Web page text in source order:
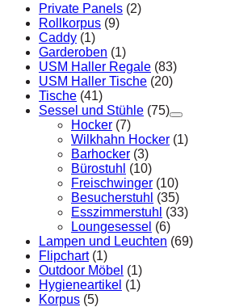
Private Panels (2)
Rollkorpus (9)
Caddy (1)
Garderoben (1)
USM Haller Regale (83)
USM Haller Tische (20)
Tische (41)
Sessel und Stühle (75)
Hocker (7)
Wilkhahn Hocker (1)
Barhocker (3)
Bürostuhl (10)
Freischwinger (10)
Besucherstuhl (35)
Esszimmerstuhl (33)
Loungesessel (6)
Lampen und Leuchten (69)
Flipchart (1)
Outdoor Möbel (1)
Hygieneartikel (1)
Korpus (5)